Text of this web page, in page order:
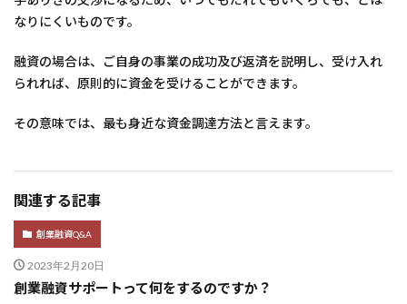
なりにくいものです。
融資の場合は、ご自身の事業の成功及び返済を説明し、受け入れ
られれば、原則的に資金を受けることができます。
その意味では、最も身近な資金調達方法と言えます。
関連する記事
創業融資Q&A
2023年2月20日
創業融資サポートって何をするのですか？